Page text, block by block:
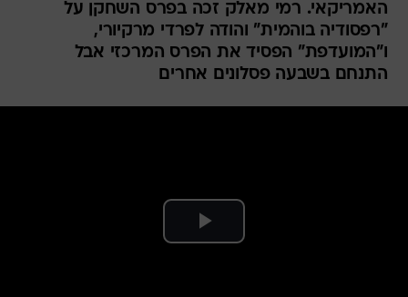
האמריקאי. רמי מאלק זכה בפרס השחקן על
"רפסודיה בוהמית" והודה לפרדי מרקיורי,
ו"המועדפת" הפסיד את הפרס המרכזי אבל
התנחם בשבעה פסלונים אחרים